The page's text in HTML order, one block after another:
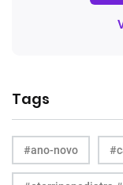
Tags
#ano-novo